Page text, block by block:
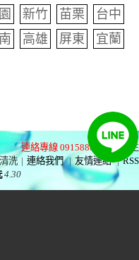
新竹 苗栗
台中
高雄 屏東
宜蘭
連絡專線 0915888575 林先生
洗 | 連絡我們 | 友情連結 | RSS
4.30